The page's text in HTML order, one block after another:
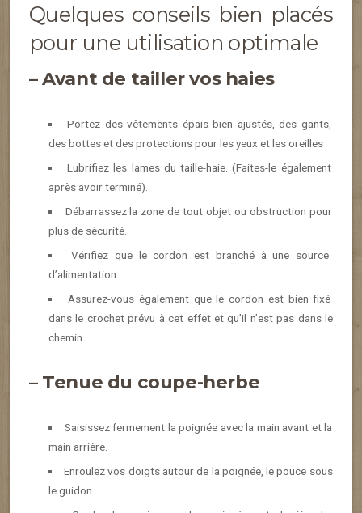
Quelques conseils bien placés
pour une utilisation optimale
– Avant de tailler vos haies
Portez des vêtements épais bien ajustés, des gants,
des bottes et des protections pour les yeux et les oreilles
Lubrifiez les lames du taille-haie. (Faites-le également
après avoir terminé).
Débarrassez la zone de tout objet ou obstruction pour
plus de sécurité.
Vérifiez que le cordon est branché à une source
d’alimentation.
Assurez-vous également que le cordon est bien fixé
dans le crochet prévu à cet effet et qu’il n’est pas dans le
chemin.
– Tenue du coupe-herbe
Saisissez fermement la poignée avec la main avant et la
main arrière.
Enroulez vos doigts autour de la poignée, le pouce sous
le guidon.